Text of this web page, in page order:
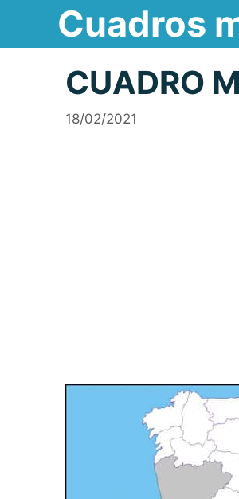
contenido
Cuadros
CUADRO
18/02/2021